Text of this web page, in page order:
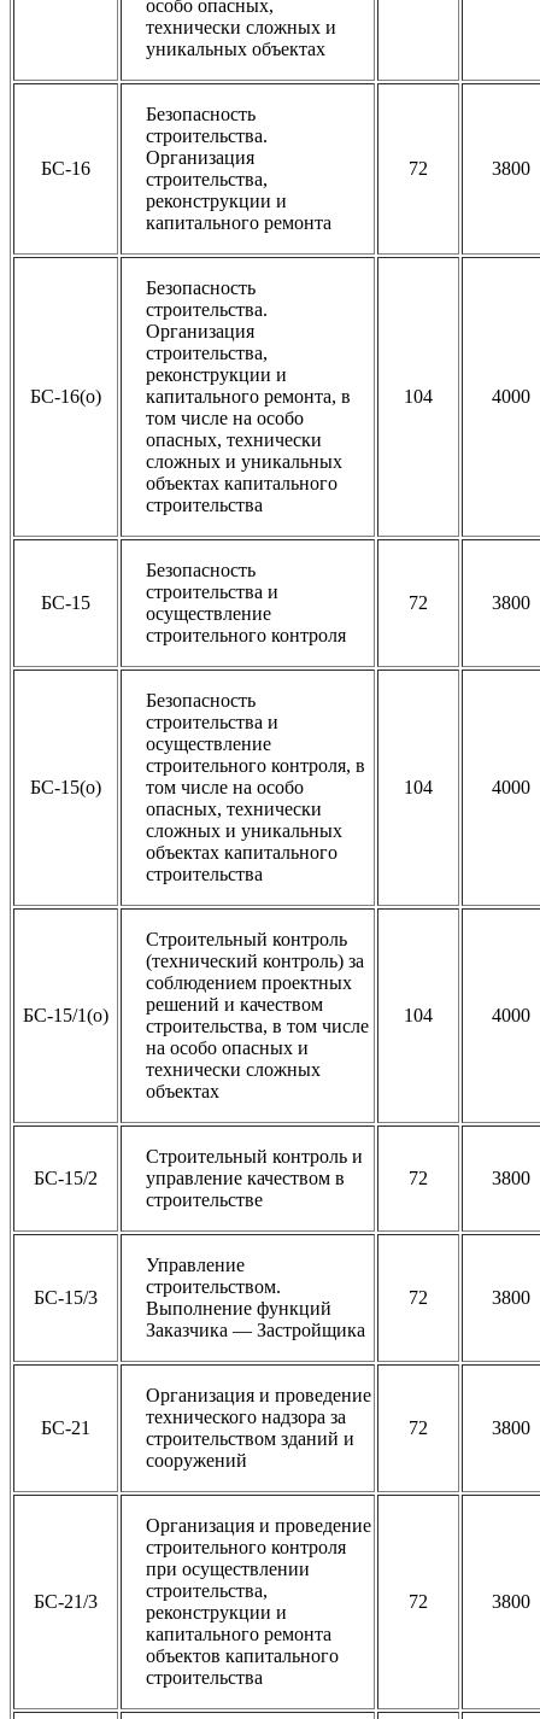
особо опасных,
технически сложных и
уникальных объектах
БС-16
Безопасность
строительства.
Организация
строительства,
реконструкции и
капитального ремонта
72 3800
БС-16(о)
Безопасность
строительства.
Организация
строительства,
реконструкции и
капитального ремонта, в
том числе на особо
опасных, технически
сложных и уникальных
объектах капитального
строительства
104 4000
БС-15
Безопасность
строительства и
осуществление
строительного контроля
72 3800
БС-15(о)
Безопасность
строительства и
осуществление
строительного контроля, в
том числе на особо
опасных, технически
сложных и уникальных
объектах капитального
строительства
104 4000
БС-15/1(о)
Строительный контроль
(технический контроль) за
соблюдением проектных
решений и качеством
строительства, в том числе
на особо опасных и
технически сложных
объектах
104 4000
БС-15/2
Строительный контроль и
управление качеством в
строительстве
72 3800
БС-15/3
Управление
строительством.
Выполнение функций
Заказчика — Застройщика
72 3800
БС-21
Организация и проведение
технического надзора за
строительством зданий и
сооружений
72 3800
БС-21/3
Организация и проведение
строительного контроля
при осуществлении
строительства,
реконструкции и
капитального ремонта
объектов капитального
строительства
72 3800